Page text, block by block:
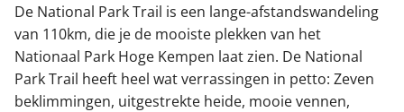
De National Park Trail is een lange-afstandswandeling
van 110km, die je de mooiste plekken van het
Nationaal Park Hoge Kempen laat zien. De National
Park Trail heeft heel wat verrassingen in petto: Zeven
beklimmingen, uitgestrekte heide, mooie vennen,